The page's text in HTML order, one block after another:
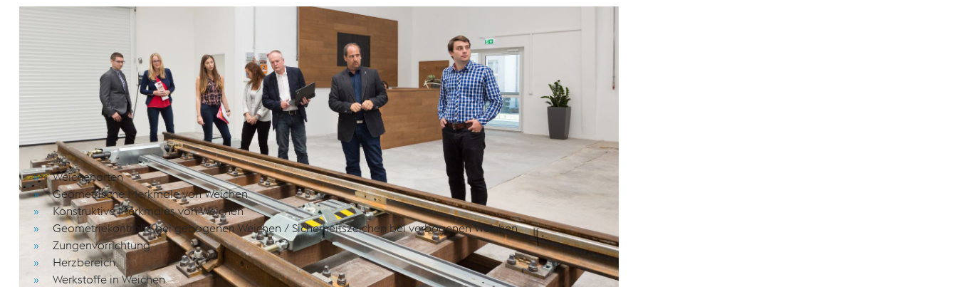
Das Seminar vermittelt die Grundlagen, den aktuellen technischen Stand und die Anforderungen an die
Weichentechnik (Meterspur / Schmalspur) aus der Sicht des Weichenherstellers und Bahnbetreibers. Sie
erhalten einen Überblick vom Aufbau der Weiche bis zum optimalen Einsatz von Weichen und
Weichentechnik.
Schulungsinhalte
Weichenarten
Geometrische Merkmale von Weichen
Konstruktive Merkmales von Weichen
Geometriekontrolle bei gebogenen Weichen / Sicherheitszeichen bei verbogenen Weichen
Zungenvorrichtung
Herzbereich
Werkstoffe in Weichen